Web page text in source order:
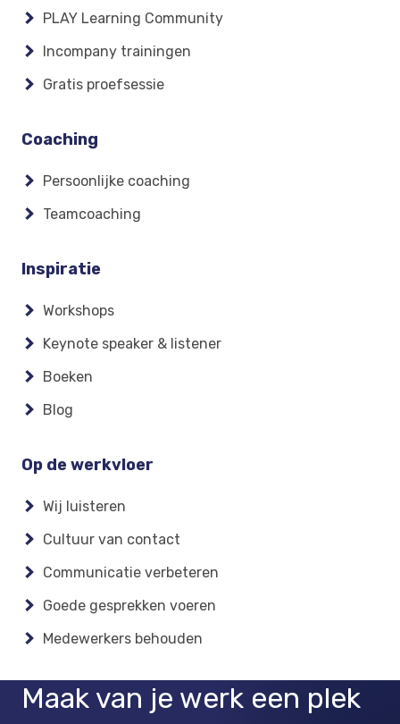
PLAY Learning Community
Incompany trainingen
Gratis proefsessie
Coaching
Persoonlijke coaching
Teamcoaching
Inspiratie
Workshops
Keynote speaker & listener
Boeken
Blog
Op de werkvloer
Wij luisteren
Cultuur van contact
Communicatie verbeteren
Goede gesprekken voeren
Medewerkers behouden
Maak van je werk een plek